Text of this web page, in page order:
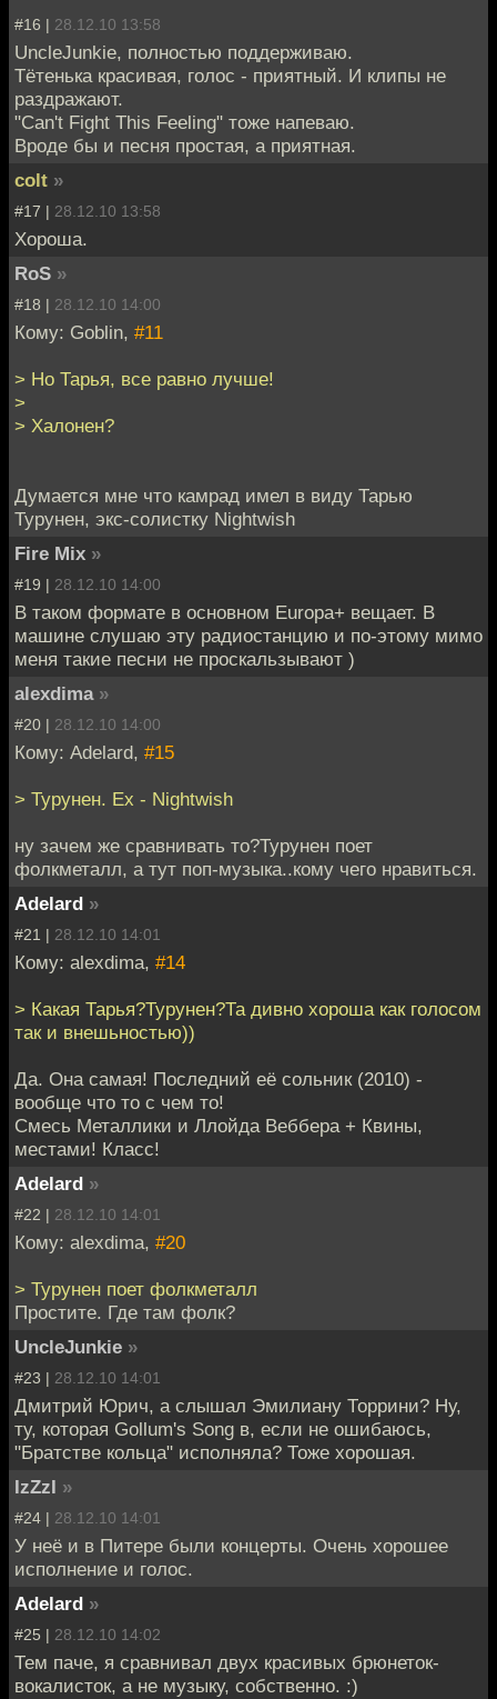
#16 | 28.12.10 13:58
UncleJunkie, полностью поддерживаю.
Тётенька красивая, голос - приятный. И клипы не
раздражают.
"Can't Fight This Feeling" тоже напеваю.
Вроде бы и песня простая, а приятная.
colt »
#17 | 28.12.10 13:58
Хороша.
RoS »
#18 | 28.12.10 14:00
Кому: Goblin, #11
> Но Тарья, все равно лучше!
>
> Халонен?
Думается мне что камрад имел в виду Тарью
Турунен, экс-солистку Nightwish
Fire Mix »
#19 | 28.12.10 14:00
В таком формате в основном Europa+ вещает. В
машине слушаю эту радиостанцию и по-этому мимо
меня такие песни не проскальзывают )
alexdima »
#20 | 28.12.10 14:00
Кому: Adelard, #15
> Турунен. Ex - Nightwish
ну зачем же сравнивать то?Турунен поет
фолкметалл, а тут поп-музыка..кому чего нравиться.
Adelard »
#21 | 28.12.10 14:01
Кому: alexdima, #14
> Какая Тарья?Турунен?Та дивно хороша как голосом
так и внешьностью))
Да. Она самая! Последний её сольник (2010) -
вообще что то с чем то!
Смесь Металлики и Ллойда Веббера + Квины,
местами! Класс!
Adelard »
#22 | 28.12.10 14:01
Кому: alexdima, #20
> Турунен поет фолкметалл
Простите. Где там фолк?
UncleJunkie »
#23 | 28.12.10 14:01
Дмитрий Юрич, а слышал Эмилиану Торрини? Ну,
ту, которая Gollum's Song в, если не ошибаюсь,
"Братстве кольца" исполняла? Тоже хорошая.
IzZzI »
#24 | 28.12.10 14:01
У неё и в Питере были концерты. Очень хорошее
исполнение и голос.
Adelard »
#25 | 28.12.10 14:02
Тем паче, я сравнивал двух красивых брюнеток-
вокалисток, а не музыку, собственно. :)